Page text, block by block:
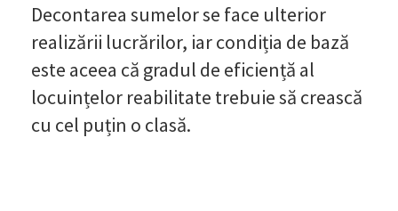
Decontarea sumelor se face ulterior
realizării lucrărilor, iar condiția de bază
este aceea că gradul de eficiență al
locuințelor reabilitate trebuie să crească
cu cel puțin o clasă.